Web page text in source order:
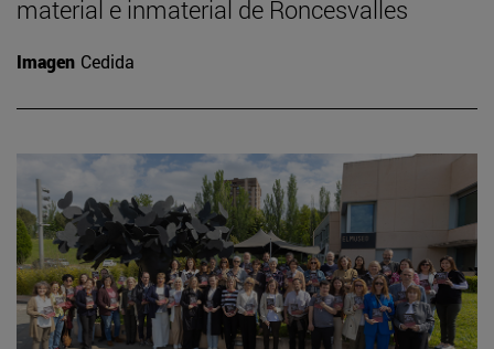
material e inmaterial de Roncesvalles
Imagen Cedida